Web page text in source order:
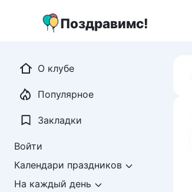
Поздравимс!
О клубе
Популярное
Закладки
Войти
Календари праздников
На каждый день